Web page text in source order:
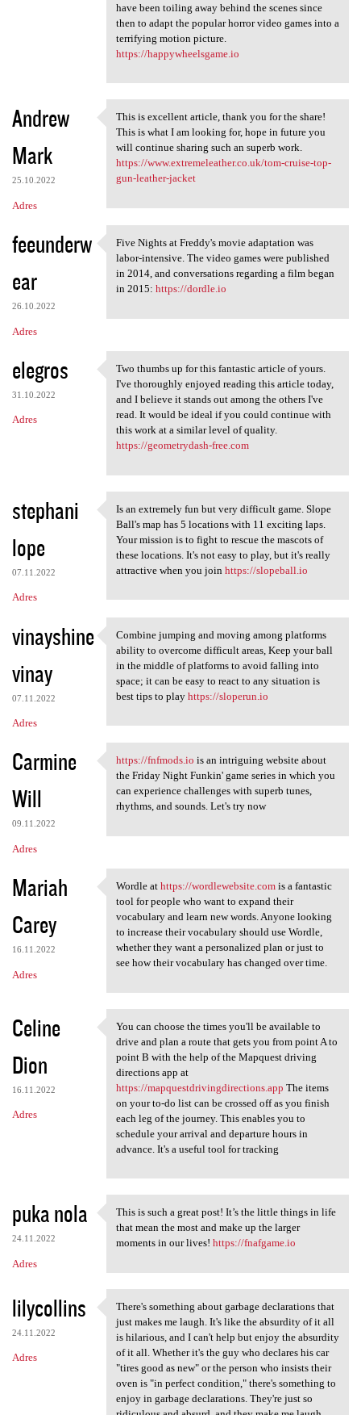
have been toiling away behind the scenes since
then to adapt the popular horror video games into a
terrifying motion picture.
https://happywheelsgame.io
Andrew
Mark
25.10.2022
Adres
This is excellent article,
This is excellent article, thank you for the share!
This is what I am looking for, hope in future you
will continue sharing such an superb work.
https://www.extremeleather.co.uk/tom-cruise-top-
gun-leather-jacket
feeunderw
ear
26.10.2022
Adres
Five Nights at Freddy's movie
Five Nights at Freddy's movie adaptation was
labor-intensive. The video games were published
in 2014, and conversations regarding a film began
in 2015: https://dordle.io
elegros
31.10.2022
Adres
Two thumbs up for this
Two thumbs up for this fantastic article of yours.
I've thoroughly enjoyed reading this article today,
and I believe it stands out among the others I've
read. It would be ideal if you could continue with
this work at a similar level of quality.
https://geometrydash-free.com
stephani
lope
07.11.2022
Adres
Is an extremely fun but very
Is an extremely fun but very difficult game. Slope
Ball's map has 5 locations with 11 exciting laps.
Your mission is to fight to rescue the mascots of
these locations. It's not easy to play, but it's really
attractive when you join https://slopeball.io
vinayshine
vinay
07.11.2022
Adres
Combine jumping and moving
Combine jumping and moving among platforms
ability to overcome difficult areas, Keep your ball
in the middle of platforms to avoid falling into
space; it can be easy to react to any situation is
best tips to play https://sloperun.io
Carmine
Will
09.11.2022
Adres
https://fnfmods.io is an
https://fnfmods.io is an intriguing website about
the Friday Night Funkin' game series in which you
can experience challenges with superb tunes,
rhythms, and sounds. Let's try now
Mariah
Carey
16.11.2022
Adres
Wordle at https:/
Wordle at https://wordlewebsite.comis a fantastic
tool for people who want to expand their
vocabulary and learn new words. Anyone looking
to increase their vocabulary should use Wordle,
whether they want a personalized plan or just to
see how their vocabulary has changed over time.
Celine
Dion
16.11.2022
Adres
You can choose the times you
You can choose the times you'll be available to
drive and plan a route that gets you from point A to
point B with the help of the Mapquest driving
directions app at
https://mapquestdrivingdirections.app The items
on your to-do list can be crossed off as you finish
each leg of the journey. This enables you to
schedule your arrival and departure hours in
advance. It's a useful tool for tracking
puka nola
24.11.2022
Adres
This is such a great post! It
This is such a great post! It’s the little things in life
that mean the most and make up the larger
moments in our lives! https://fnafgame.io
lilycollins
24.11.2022
Adres
There's something about
There's something about garbage declarations that
just makes me laugh. It's like the absurdity of it all
is hilarious, and I can't help but enjoy the absurdity
of it all. Whether it's the guy who declares his car
"tires good as new" or the person who insists their
oven is "in perfect condition," there's something to
enjoy in garbage declarations. They're just so